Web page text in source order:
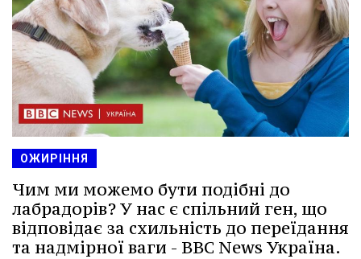
ОЖИРІННЯ
Чим ми можемо бути подібні до
лабрадорів? У нас є спільний ген, що
відповідає за схильність до переїдання
та надмірної ваги - BBC News Україна.